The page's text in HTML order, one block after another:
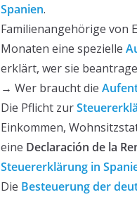
Spanien.
Familienangehörige von
Monaten eine spezielle
erklärt, wer sie
→ Wer braucht die
Die Pflicht zur
Einkommen,
eine Declaración de la
Steuererklärung in
Die Besteuerung der